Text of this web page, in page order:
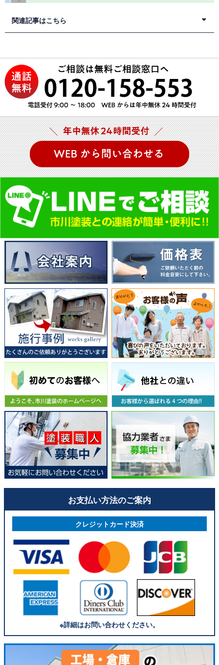
関連記事はこちら
裾野市の屋根防水マンション
裾野市の屋根カバー工法
裾野市の屋根カバー工事
裾野市の屋根葺き直し工事
裾野市の屋根葺き替え工事
裾野市の屋根修理
裾野市のカバー工法
裾野市の屋根工事
裾野市の屋根リフォーム
裾野市の外壁塗装、光触媒
裾野市の住宅リフォーム 外壁
裾野市の外装工事
裾野市のサイディング塗装
裾野市のサイディングリフォーム
裾野市の外装リフォーム
裾野市のアパート塗装
裾野市のALC施工
裾野市の屋根塗装
裾野市の屋根塗装、断熱
裾野市の外壁塗替え
裾野市の外壁塗装工事
裾野市の塗装工事
裾野市の塗装業者
裾野市の住宅塗装
裾野市の外壁塗装
お支払い方法のご案内
クレジットカード決済
※詳細はお問い合わせください。